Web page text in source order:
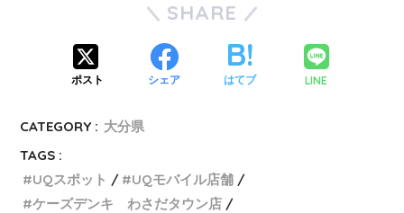
SHARE
ポスト シェア はてブ LINE
CATEGORY : 大分県
TAGS :
UQスポット
UQモバイル店舗
ケーズデンキ わさだタウン店